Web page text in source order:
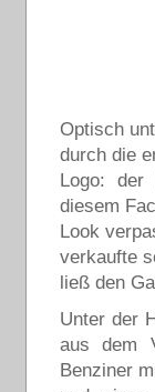
Optisch
durch die
Logo: der
diesem
Look
verkaufte
ließ den
Unter der
aus dem
Benziner